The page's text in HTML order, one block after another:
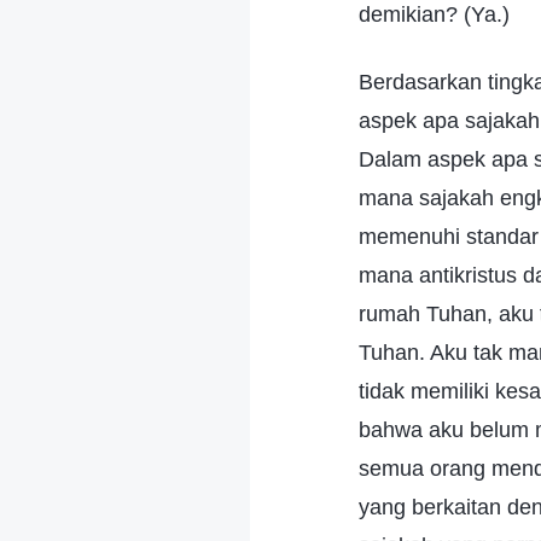
demikian? (Ya.)
Berdasarkan tingkat pertumbuhan yang sebenarnya dan keadaanmu sekarang ini, dalam aspek apa sajakah engkau semua merasa telah masuk ke dalam kenyataan kebenaran? Dalam aspek apa sajakah engkau merasa ada harapan bagimu untuk diselamatkan? Di area mana sajakah engkau belum masuk ke dalam kenyataan kebenaran tetapi masih jauh dari memenuhi standar untuk diselamatkan? Dapatkah engkau mengukurnya? (Dalam situasi di mana antikristus dan orang jahat mengganggu pekerjaan gereja, merugikan kepentingan rumah Tuhan, aku tidak memiliki rasa keadilan dan tidak sungguh-sungguh setia kepada Tuhan. Aku tak mampu mengambil sikap untuk membela kepentingan rumah Tuhan, dan aku tidak memiliki kesaksian mengenai hal-hal yang sangat penting ini. Dalam hal ini, jelaslah bahwa aku belum memenuhi standar untuk diselamatkan.) Ini adalah masalah nyata. Silakan semua orang mendiskusikan hal ini lebih lanjut. Selain mengenali tingkat pertumbuhanmu yang berkaitan dengan masalah mengenali dan menolak antikristus, di sisi lain, hal-hal apa sajakah yang pernah engkau hadapi dalam kehidupanmu sehari-hari yang membuatmu merasa engkau belum masuk ke dalam kenyataan, merasa engkau tak mampu menerapkan berdasarkan prinsip-prinsip kebenaran, dan meskipun engkau memahami doktrin, engkau tetap tak mampu memahami kebenaran dengan jelas, engkau tidak memiliki jalan yang jelas, dan engkau tidak tahu bagaimana melakukan sesuatu sesuai dengan maksud Tuhan, atau bagaimana mematuhi prinsip? (Setelah melaksanakan tugasku selama bertahun-tahun, kupikir aku mampu meninggalkan keluargaku, meninggalkan karierku, dan melepaskan sebagian perasaanku terhadap orang tua dan kerabatku. Namun, terkadang aku diperhadapkan dengan situasi nyata tertentu yang menyadarkanku bahwa masih ada perasaan dalam diriku, dan aku ingin berada di sisi orang tuaku, merawat dan berbakti kepada mereka. Jika aku tidak mampu melakukan ini, aku merasa berutang kepada mereka. Dengan mendengarkan persekutuan Tuhan baru-baru ini bahwa orang tua bukanlah orang yang